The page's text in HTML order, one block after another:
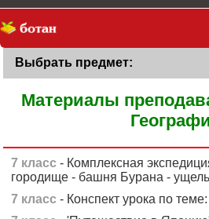
Выбрать предмет:
Материалы
7 класс - Комплексная
городище - башня Бурана -
7 класс - Конспект урока по